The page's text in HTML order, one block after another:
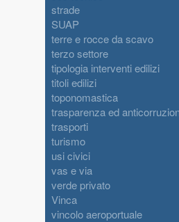
strade
SUAP
terre e rocce da scavo
terzo settore
tipologia interventi edilizi
titoli edilizi
toponomastica
trasparenza ed
trasporti
turismo
usi civici
vas e via
verde privato
Vinca
vincolo aeroportuale